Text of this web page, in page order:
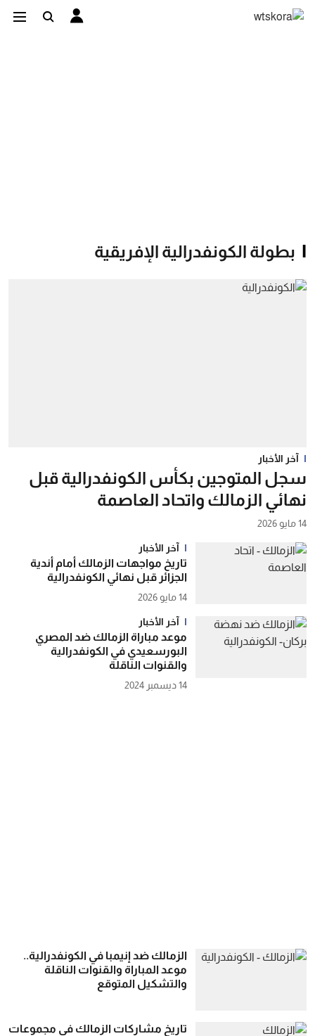
بطولة الكونفدرالية الإفريقية
آخر الأخبار
سجل المتوجين بكأس الكونفدرالية قبل
نهائي الزمالك واتحاد العاصمة
14 مايو 2026
آخر الأخبار
تاريخ مواجهات الزمالك أمام أندية
الجزائر قبل نهائي الكونفدرالية
14 مايو 2026
آخر الأخبار
موعد مباراة الزمالك ضد المصري
البورسعيدي في الكونفدرالية
والقنوات الناقلة
14 ديسمبر 2024
الزمالك ضد إنيمبا في الكونفدرالية..
موعد المباراة والقنوات الناقلة
والتشكيل المتوقع
تاريخ مشاركات الزمالك في مجموعات